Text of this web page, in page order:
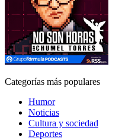
Categorías más populares
Humor
Noticias
Cultura y sociedad
Deportes